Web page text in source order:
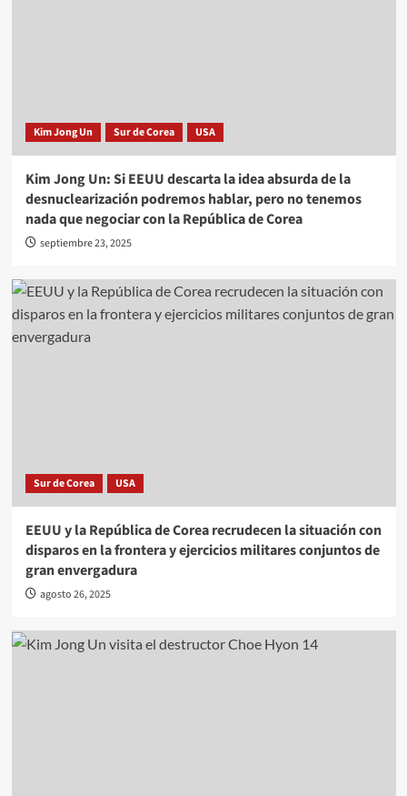
Kim Jong Un Sur de Corea USA
Kim Jong Un: Si EEUU descarta la idea absurda de la
desnuclearización podremos hablar, pero no tenemos
nada que negociar con la República de Corea
septiembre 23, 2025
Sur de Corea USA
EEUU y la República de Corea recrudecen la situación con
disparos en la frontera y ejercicios militares conjuntos de
gran envergadura
agosto 26, 2025